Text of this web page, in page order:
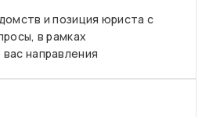
и позиция юриста с
в рамках
направления